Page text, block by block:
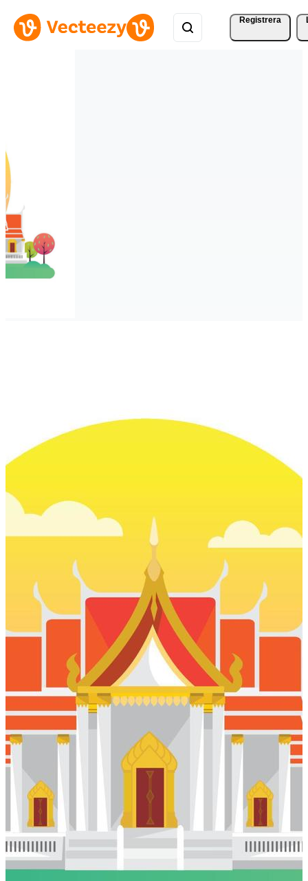
Registrera